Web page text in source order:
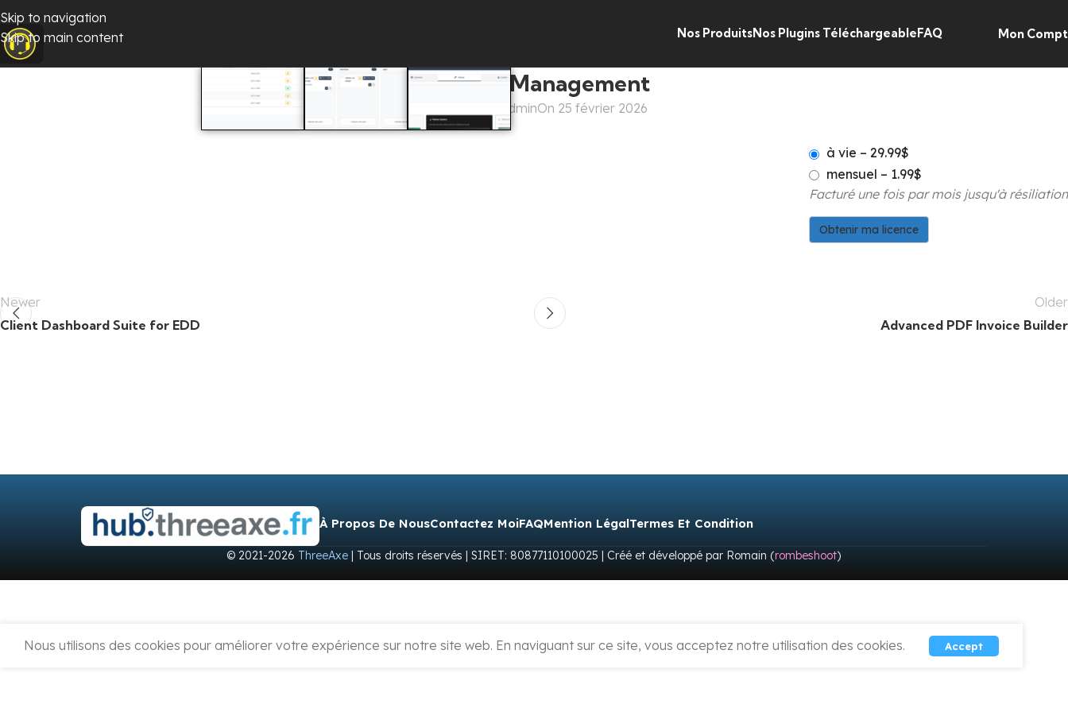
Skip to navigation
Skip to main content
Nos ProduitsNos Plugins TéléchargeableFAQ Mon
Todolist Management
adminOn 25 février 2026
à vie – 29.99$
mensuel – 1.99$
Facturé une fois par mois jusqu'à résiliation
Obtenir ma licence
Newer
Client Dashboard Suite for EDD
Older
Advanced PDF Invoice Builder
À Propos De NousContactez MoiFAQMention LégalTermes Et Condition
© 2021-2026 ThreeAxe | Tous droits réservés | SIRET: 80877110100025 | Créé et développé par Romain (rombeshoot)
Nous utilisons des cookies pour améliorer votre expérience sur notre site web. En naviguant sur ce site, vous acceptez notre utilisation des cookies. Accept